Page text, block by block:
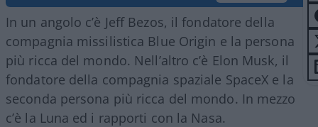
In un angolo c’è Jeff Bezos, il fondatore della
compagnia missilistica Blue Origin e la persona
più ricca del mondo. Nell’altro c’è Elon Musk, il
fondatore della compagnia spaziale SpaceX e la
seconda persona più ricca del mondo. In mezzo
c’è la Luna ed i rapporti con la Nasa.